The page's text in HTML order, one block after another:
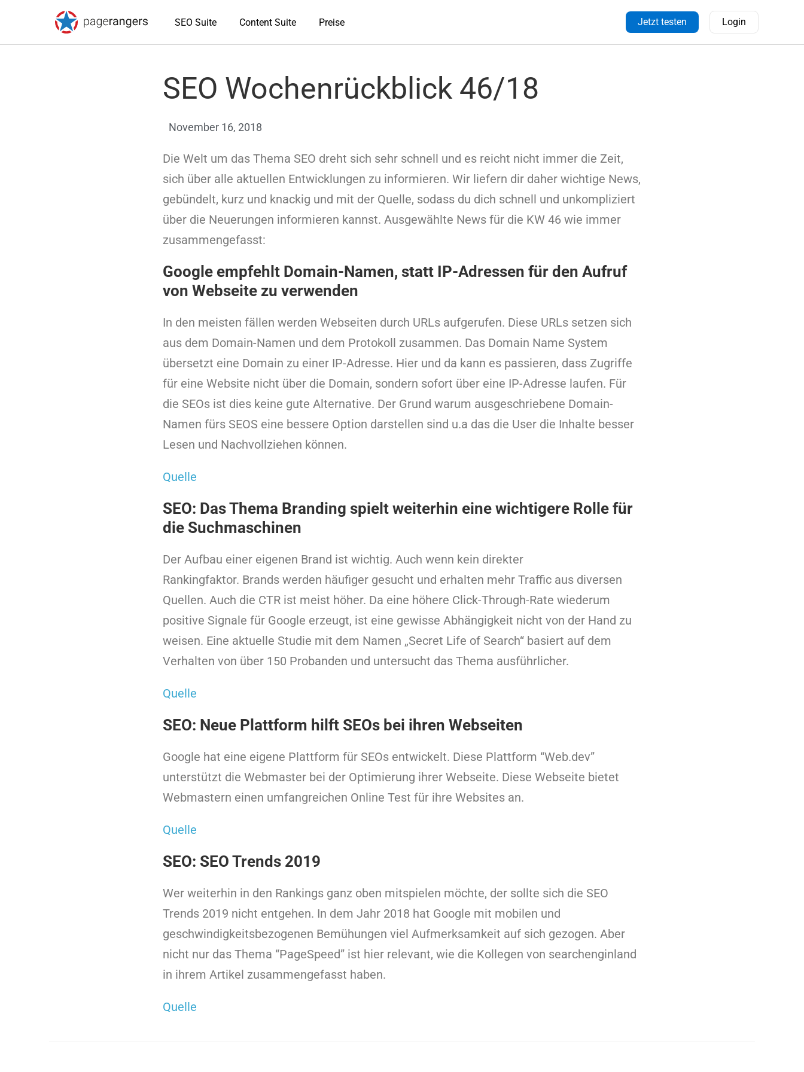
SEO Suite Content Suite Preise Jetzt testen Login
SEO Wochenrückblick 46/18
November 16, 2018
Die Welt um das Thema SEO dreht sich sehr schnell und es reicht nicht immer die Zeit,
sich über alle aktuellen Entwicklungen zu informieren. Wir liefern dir daher wichtige News,
gebündelt, kurz und knackig und mit der Quelle, sodass du dich schnell und unkompliziert
über die Neuerungen informieren kannst. Ausgewählte News für die KW 46 wie immer
zusammengefasst:
Google empfehlt Domain-Namen, statt IP-Adressen für den Aufruf
von Webseite zu verwenden
In den meisten fällen werden Webseiten durch URLs aufgerufen. Diese URLs setzen sich
aus dem Domain-Namen und dem Protokoll zusammen. Das Domain Name System
übersetzt eine Domain zu einer IP-Adresse. Hier und da kann es passieren, dass Zugriffe
für eine Website nicht über die Domain, sondern sofort über eine IP-Adresse laufen. Für
die SEOs ist dies keine gute Alternative. Der Grund warum ausgeschriebene Domain-
Namen fürs SEOS eine bessere Option darstellen sind u.a das die User die Inhalte besser
Lesen und Nachvollziehen können.
Quelle
SEO: Das Thema Branding spielt weiterhin eine wichtigere Rolle für
die Suchmaschinen
Der Aufbau einer eigenen Brand ist wichtig. Auch wenn kein direkter
Rankingfaktor. Brands werden häufiger gesucht und erhalten mehr Traffic aus diversen
Quellen. Auch die CTR ist meist höher. Da eine höhere Click-Through-Rate wiederum
positive Signale für Google erzeugt, ist eine gewisse Abhängigkeit nicht von der Hand zu
weisen. Eine aktuelle Studie mit dem Namen „Secret Life of Search“ basiert auf dem
Verhalten von über 150 Probanden und untersucht das Thema ausführlicher.
Quelle
SEO: Neue Plattform hilft SEOs bei ihren Webseiten
Google hat eine eigene Plattform für SEOs entwickelt. Diese Plattform “Web.dev”
unterstützt die Webmaster bei der Optimierung ihrer Webseite. Diese Webseite bietet
Webmastern einen umfangreichen Online Test für ihre Websites an.
Quelle
SEO: SEO Trends 2019
Wer weiterhin in den Rankings ganz oben mitspielen möchte, der sollte sich die SEO
Trends 2019 nicht entgehen. In dem Jahr 2018 hat Google mit mobilen und
geschwindigkeitsbezogenen Bemühungen viel Aufmerksamkeit auf sich gezogen. Aber
nicht nur das Thema “PageSpeed” ist hier relevant, wie die Kollegen von searchenginland
in ihrem Artikel zusammengefasst haben.
Quelle